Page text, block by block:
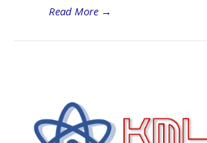
Read More →